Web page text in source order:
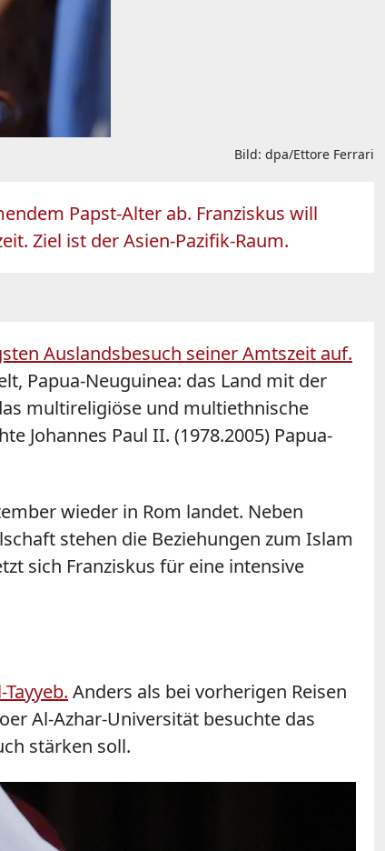
Bild: dpa/Ettore Ferrari
Papst-Alter ab. Franziskus will
Ziel ist der Asien-Pazifik-Raum.
Auslandsbesuch seiner Amtszeit auf.
Papua-Neuguinea: das Land mit der
multireligiöse und multiethnische
Johannes Paul II. (1978.2005) Papua-
wieder in Rom landet. Neben
stehen die Beziehungen zum Islam
sich Franziskus für eine intensive
Anders als bei vorherigen Reisen
Al-Azhar-Universität besuchte das
stärken soll.